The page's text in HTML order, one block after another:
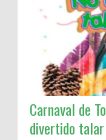
Carnaval de
divertido